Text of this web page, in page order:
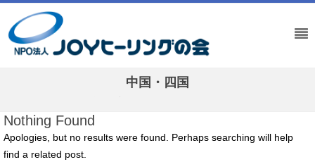
中国・四国
Nothing Found
Apologies, but no results were found. Perhaps searching will help
find a related post.